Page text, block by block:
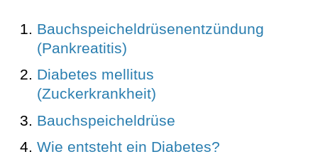
Bauchspeicheldrüsenentzündung
(Pankreatitis)
Diabetes mellitus
(Zuckerkrankheit)
Bauchspeicheldrüse
Wie entsteht ein Diabetes?